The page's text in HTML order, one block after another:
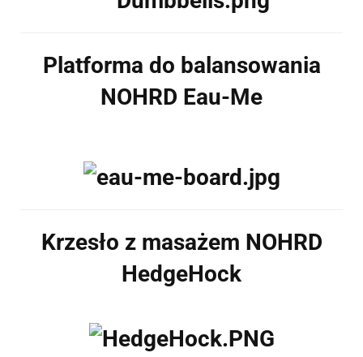
Platforma do balansowania
NOHRD Eau-Me
Krzesło z masażem NOHRD
HedgeHock